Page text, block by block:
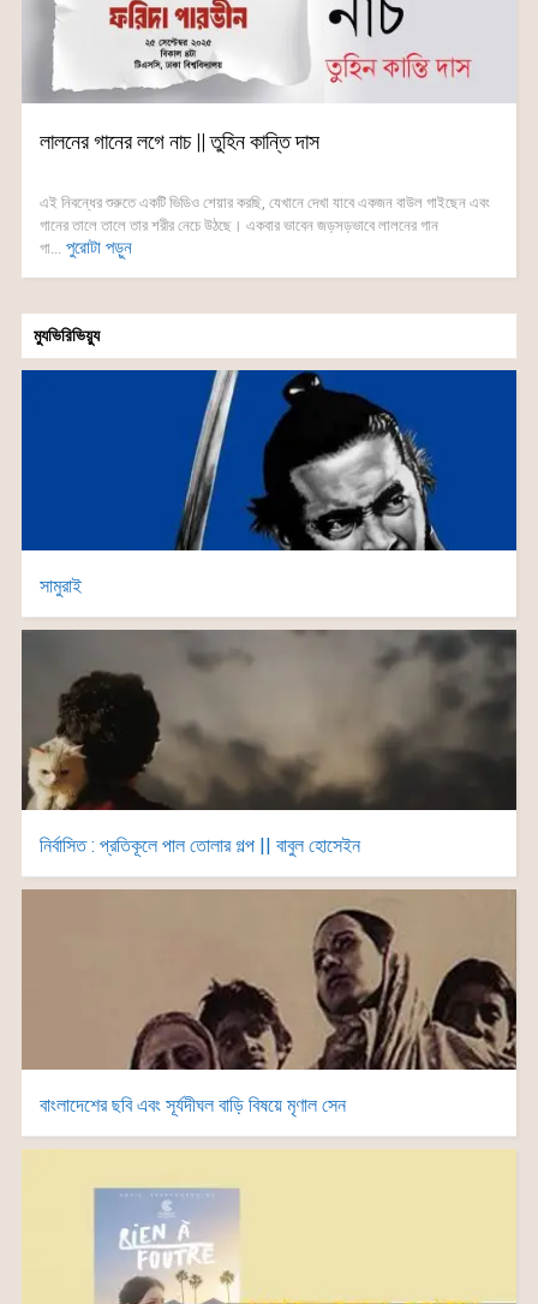
লালনের গানের লগে নাচ || তুহিন কান্তি দাস
এই নিবন্ধের শুরুতে একটি ভিডিও শেয়ার করছি, যেখানে দেখা যাবে একজন বাউল গাইছেন এবং
গানের তালে তালে তার শরীর নেচে উঠছে। একবার ভাবেন জড়সড়ভাবে লালনের গান
গা...
পুরোটা পড়ুন
ম্যুভিরিভিয়্যু
সামুরাই
নির্বাসিত : প্রতিকূলে পাল তোলার গল্প || বাবুল হোসেইন
বাংলাদেশের ছবি এবং সূর্যদীঘল বাড়ি বিষয়ে মৃণাল সেন